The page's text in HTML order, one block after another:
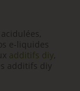
e-liquides
additifs diy,
additifs diy